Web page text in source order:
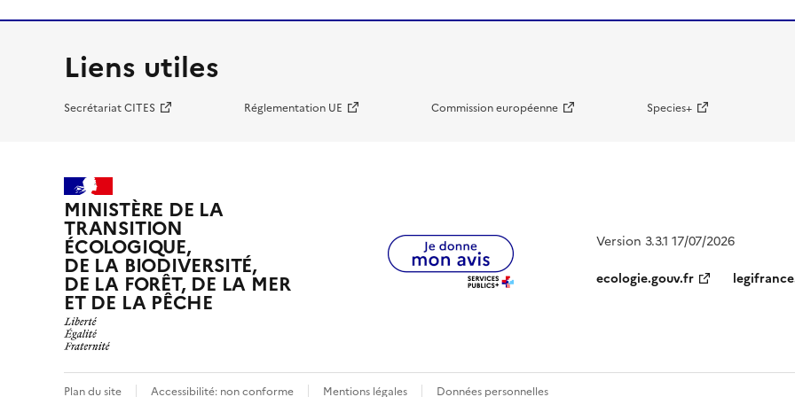
Liens utiles
Secrétariat CITES Réglementation UE Commission européenne Species+
MINISTÈRE DE LA
TRANSITION
ÉCOLOGIQUE,
DE LA BIODIVERSITÉ,
DE LA FORÊT, DE LA MER
ET DE LA PÊCHE
Version 3.3.1 17/07/2026
ecologie.gouv.fr
Plan du site Accessibilité: non conforme Mentions légales Données personnelles